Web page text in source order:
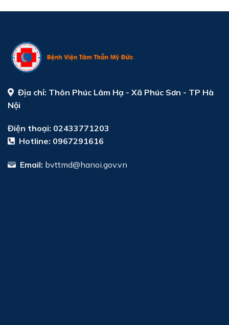
Địa chỉ: Thôn Phúc Lâm Hạ - Xã Phúc Sơn - TP Hà
Nội
Điện thoại: 02433771203
Hotline: 0967291616
Email: bvttmd@hanoi.gov.vn